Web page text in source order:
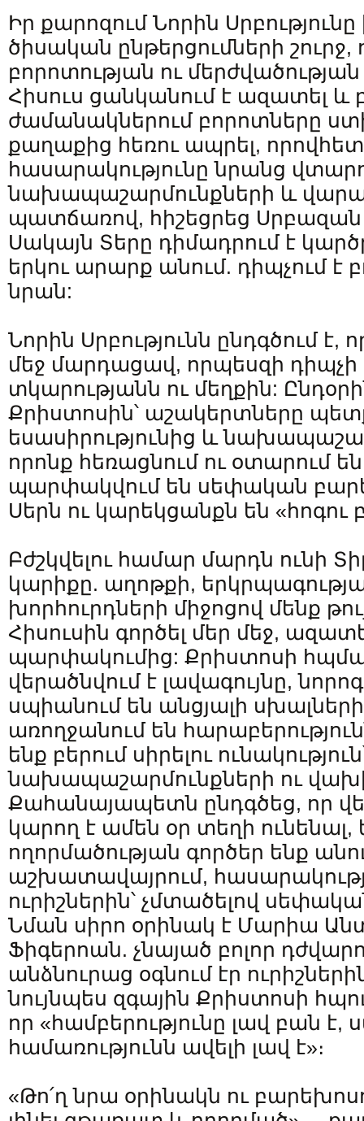
Իր քարոզում Նորին
ծիսական ընթերցումների
բորոտության ու
Հիսուս ցանկանում է ազատել և
ժամանակներում բորոտները
քաղաքից հեռու ապրել,
հասարակությունը նրանց
նախապաշարմունքների և
պատճառով, հիշեցրեց
Սակայն Տերը դիմադրում է
երկու արարք անում. դիպչում է
նրան:
Նորին Սրբությունն ընդգծում է,
մեջ մարդացավ, որպեսզի դիպչի
տկարությանն ու մեղքին:
Քրիստոսին՝ աշակերտները
եսասիրությունից և
որոնք հեռացնում ու օտարում
պարփակվում են սեփական
Սերն ու կարեկցանքն են «հոգու
Բժշկվելու համար մարդն ունի
կարիքը. աղոթքի,
խորհուրդների միջոցով մենք
Հիսուսին գործել մեր մեջ,
պարփակումից: Քրիստոսի
վերածնվում է լավագույնը,
սպիանում են անցյալի
առողջանում են
ենք բերում սիրելու
նախապաշարմունքների ու
Քահանայապետն ընդգծեց, որ
կարող է ամեն օր տեղի ունենալ,
ողորմածության գործեր ենք
աշխատավայրում,
ուրիշներին՝ չմտածելով
Նման սիրո օրինակ է Մարիա
Ֆիգերոան. չնայած բոլոր
անձնուրաց օգնում էր
նույնպես զգային Քրիստոսի
որ «համբերությունը լավ բան է,
համառությունն ավելի լավ է»։
«Թո՛ղ նրա օրինակն ու